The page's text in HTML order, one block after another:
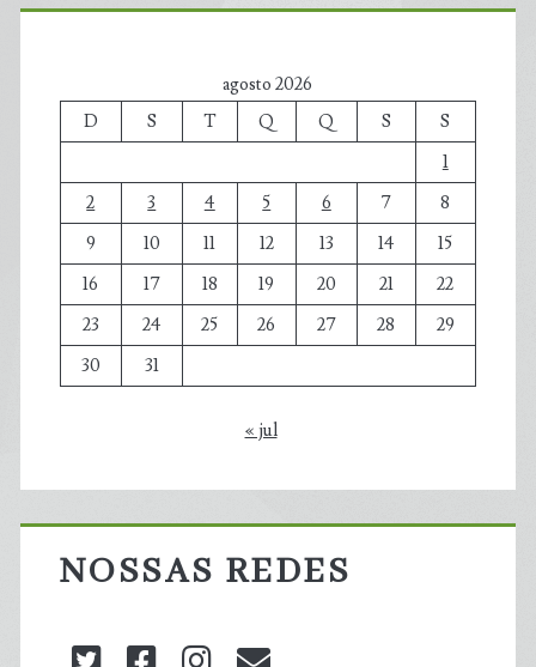
agosto 2026
D
S T Q Q S
S
1
2
3 4 5 6 7
8
9
10 11 12 13 14
15
16
17 18 19 20 21
22
23
24 25 26 27 28
29
30
31
« jul
NOSSAS REDES